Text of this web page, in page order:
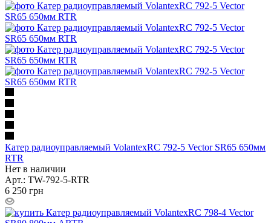
Катер радиоуправляемый VolantexRC 792-5 Vector SR65 650мм
RTR
Нет в наличии
Арт.: TW-792-5-RTR
6 250 грн